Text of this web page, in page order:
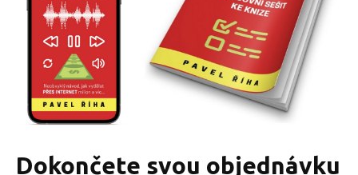
Dokončete svou objednávku